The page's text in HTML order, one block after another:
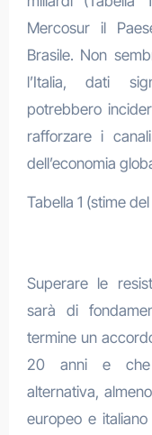
Mercosur il
Brasile. Non
l’Italia, dati
potrebbero
rafforzare i
dell’economia
Tabella 1 (stime
Superare le
sarà di
termine un
20 anni e che
alternativa,
europeo e